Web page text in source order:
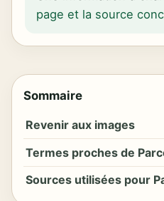
page et la source
Sommaire
Revenir aux images
Termes proches de
Sources utilisées pour